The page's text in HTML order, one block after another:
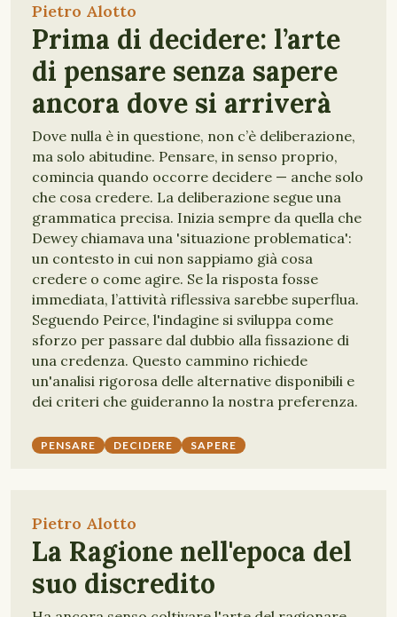
Pietro Alotto
Prima di decidere: l’arte
di pensare senza sapere
ancora dove si arriverà
Dove nulla è in questione, non c’è deliberazione,
ma solo abitudine. Pensare, in senso proprio,
comincia quando occorre decidere — anche solo
che cosa credere. La deliberazione segue una
grammatica precisa. Inizia sempre da quella che
Dewey chiamava una 'situazione problematica':
un contesto in cui non sappiamo già cosa
credere o come agire. Se la risposta fosse
immediata, l’attività riflessiva sarebbe superflua.
Seguendo Peirce, l'indagine si sviluppa come
sforzo per passare dal dubbio alla fissazione di
una credenza. Questo cammino richiede
un'analisi rigorosa delle alternative disponibili e
dei criteri che guideranno la nostra preferenza.
PENSARE DECIDERE SAPERE
Pietro Alotto
La Ragione nell'epoca del
suo discredito